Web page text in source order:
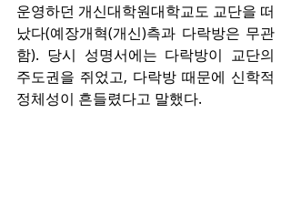
운영하던 개신대학원대학교도 교단을 떠
났다(예장개혁(개신)측과 다락방은 무관
함). 당시 성명서에는 다락방이 교단의
주도권을 쥐었고, 다락방 때문에 신학적
정체성이 흔들렸다고 말했다.